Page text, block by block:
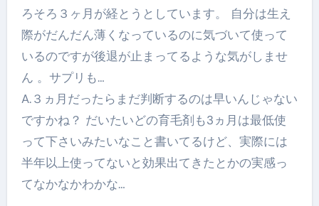
ろそろ３ヶ月が経とうとしています。 自分は生え
際がだんだん薄くなっているのに気づいて使って
いるのですが後退が止まってるような気がしませ
ん 。サプリも…
A.３ヵ月だったらまだ判断するのは早いんじゃない
ですかね？ だいたいどの育毛剤も3ヵ月は最低使
って下さいみたいなこと書いてるけど、実際には
半年以上使ってないと効果出てきたとかの実感っ
てなかなかわかな…